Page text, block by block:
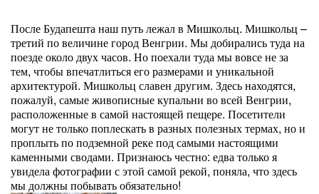
После Будапешта наш путь лежал в Мишкольц. Мишкольц –
третий по величине город Венгрии. Мы добирались туда на
поезде около двух часов. Но поехали туда мы вовсе не за
тем, чтобы впечатлиться его размерами и уникальной
архитектурой. Мишкольц славен другим. Здесь находятся,
пожалуй, самые живописные купальни во всей Венгрии,
расположенные в самой настоящей пещере. Посетители
могут не только поплескать в разных полезных термах, но и
проплыть по подземной реке под самыми настоящими
каменными сводами. Признаюсь честно: едва только я
увидела фотографии с этой самой рекой, поняла, что здесь
мы должны побывать обязательно!